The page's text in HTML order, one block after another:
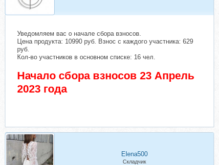
Уведомляем вас о начале сбора взносов.
Цена продукта: 10990 руб. Взнос с каждого участника: 629
руб.
Кол-во участников в основном списке: 16 чел.
Начало сбора взносов 23 Апрель
2023 года
Elena500
Складчик